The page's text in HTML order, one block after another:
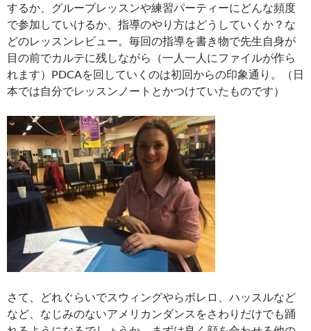
するか、グループレッスンや練習パーティーにどんな頻度
で参加していけるか、指導のやり方はどうしていくか？な
どのレッスンレビュー。毎回の指導を書き物で先生自身が
目の前でカルテに残しながら（一人一人にファイルが作ら
れます）PDCAを回していくのは初回からの印象通り。（日
本では自分でレッスンノートとかつけていたものです）
さて、どれぐらいでスウィングやらボレロ、ハッスルなど
など、なじみのないアメリカンダンスをさわりだけでも踊